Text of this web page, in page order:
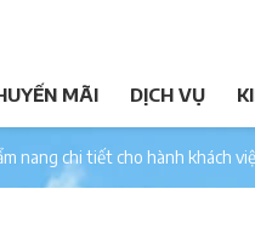
MÃI DỊCH VỤ
nang chi tiết cho hành khách